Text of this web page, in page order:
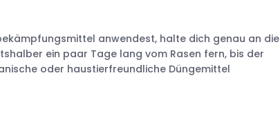
anwendest, halte dich genau an die
ein paar Tage lang vom Rasen fern, bis der
oder haustierfreundliche Düngemittel